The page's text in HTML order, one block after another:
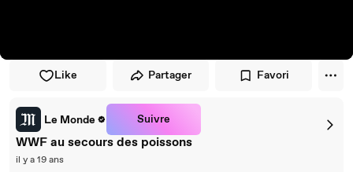
Like Partager Favori
Le Monde Suivre
WWF au secours des poissons
il y a 19 ans